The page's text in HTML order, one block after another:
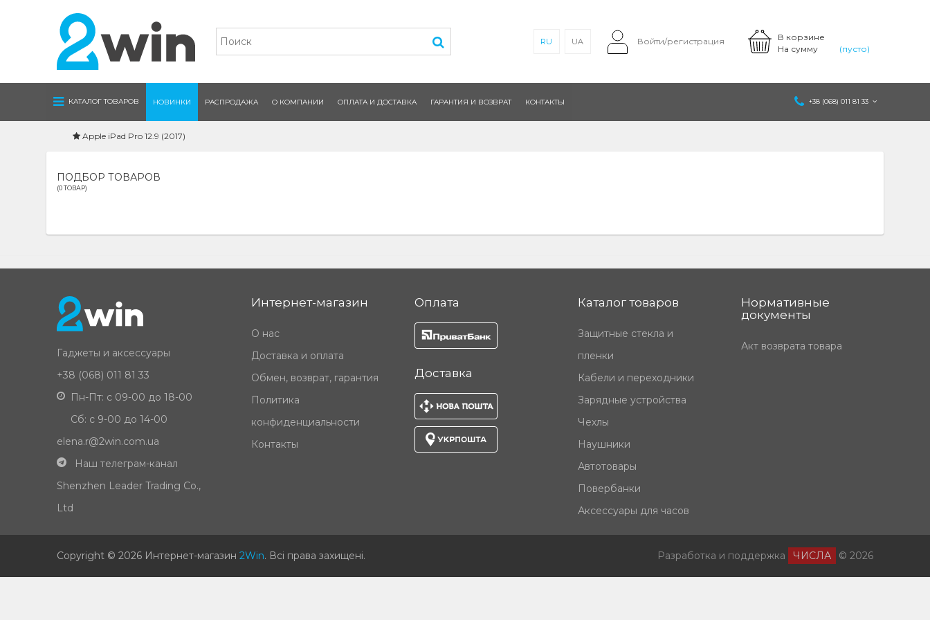
В корзине
На сумму
(пусто)
RU UA Войти/регистрация
КАТАЛОГ ТОВАРОВ НОВИНКИ РАСПРОДАЖА О КОМПАНИИ ОПЛАТА И ДОСТАВКА ГАРАНТИЯ И ВОЗВРАТ КОНТАКТЫ +38 (068) 011 81 33
Apple iPad Pro 12.9 (2017)
ПОДБОР ТОВАРОВ
(0 ТОВАР)
Гаджеты и аксессуары
+38 (068) 011 81 33
Пн-Пт: с 09-00 до 18-00
Сб: с 9-00 до 14-00
elena.r@2win.com.ua
Наш телеграм-канал
Shenzhen Leader Trading Co.,
Ltd
Интернет-магазин
О нас
Доставка и оплата
Обмен, возврат, гарантия
Политика
конфиденциальности
Контакты
Оплата
Доставка
Каталог товаров
Защитные стекла и
пленки
Кабели и переходники
Зарядные устройства
Чехлы
Наушники
Автотовары
Повербанки
Аксессуары для часов
Нормативные
документы
Акт возврата товара
Copyright © 2026 Интернет-магазин2Win. Всі права захищені. Разработка и поддержка ЧИСЛА © 2026